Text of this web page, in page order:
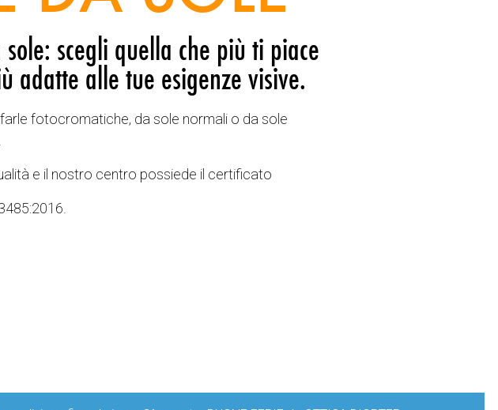
scegli quella che più ti piace
adatte alle tue esigenze visive.
fotocromatiche, da sole normali o da sole
e il nostro centro possiede il certificato